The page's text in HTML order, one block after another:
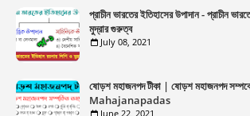
প্রাচীন ভারতের ইতিহাসের উপাদান - প্রাচীন
মুদ্রার গুরুত্ব
July 08, 2021
ষোড়শ মহাজনপদ টীকা | ষোড়শ মহাজনপদ
Mahajanapadas
June 22, 2021